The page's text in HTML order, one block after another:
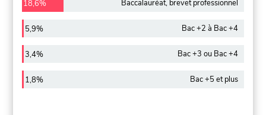
18,6% Baccalauréat, brevet professionnel
5,9% Bac +2 à Bac +4
3,4% Bac +3 ou Bac +4
1,8% Bac +5 et plus